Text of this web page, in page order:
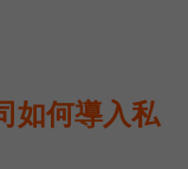
如何導入私